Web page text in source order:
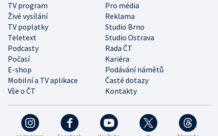
TV program
Pro média
Živé vysílání
Reklama
TV poplatky
Studio Brno
Teletext
Studio Ostrava
Podcasty
Rada ČT
Počasí
Kariéra
E-shop
Podávání námětů
Mobilní a TV aplikace
Časté dotazy
Vše o ČT
Kontakty